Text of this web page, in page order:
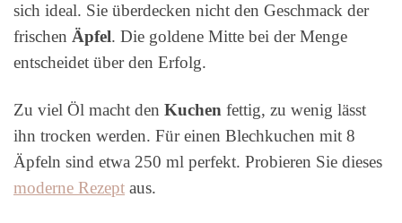
sich ideal. Sie überdecken nicht den Geschmack der
frischen Äpfel. Die goldene Mitte bei der Menge
entscheidet über den Erfolg.
Zu viel Öl macht den Kuchen fettig, zu wenig lässt
ihn trocken werden. Für einen Blechkuchen mit 8
Äpfeln sind etwa 250 ml perfekt. Probieren Sie dieses
moderne Rezept aus.